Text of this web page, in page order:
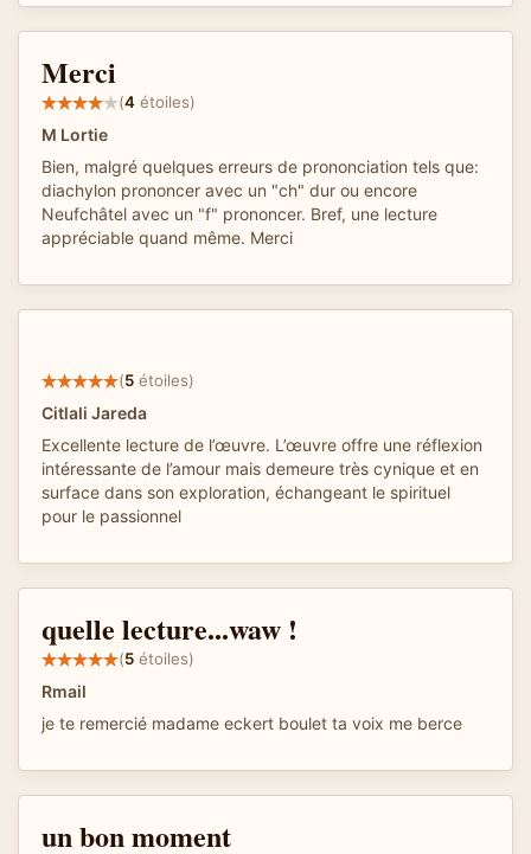
Merci
(4 étoiles)
M Lortie
Bien, malgré quelques erreurs de prononciation tels que:
diachylon prononcer avec un "ch" dur ou encore
Neufchâtel avec un "f" prononcer. Bref, une lecture
appréciable quand même. Merci
(5 étoiles)
Citlali Jareda
Excellente lecture de l’œuvre. L’œuvre offre une réflexion
intéressante de l’amour mais demeure très cynique et en
surface dans son exploration, échangeant le spirituel
pour le passionnel
quelle lecture...waw !
(5 étoiles)
Rmail
je te remercié madame eckert boulet ta voix me berce
un bon moment